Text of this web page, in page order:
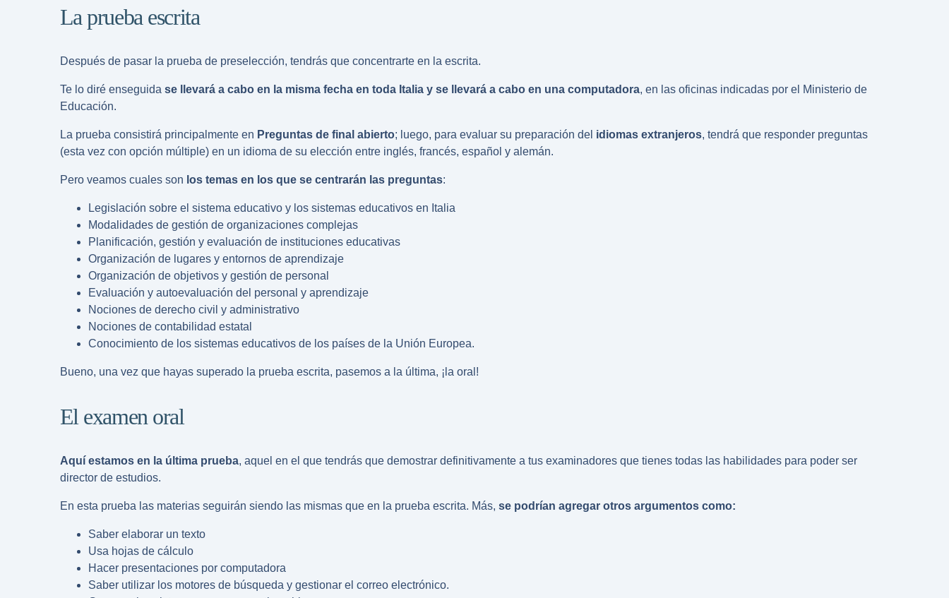
La prueba escrita
Después de pasar la prueba de preselección, tendrás que concentrarte en la escrita.
Te lo diré enseguida se llevará a cabo en la misma fecha en toda Italia y se llevará a cabo en una computadora, en las oficinas indicadas por el Ministerio de
Educación.
La prueba consistirá principalmente en Preguntas de final abierto; luego, para evaluar su preparación del idiomas extranjeros, tendrá que responder preguntas
(esta vez con opción múltiple) en un idioma de su elección entre inglés, francés, español y alemán.
Pero veamos cuales son los temas en los que se centrarán las preguntas:
Legislación sobre el sistema educativo y los sistemas educativos en Italia
Modalidades de gestión de organizaciones complejas
Planificación, gestión y evaluación de instituciones educativas
Organización de lugares y entornos de aprendizaje
Organización de objetivos y gestión de personal
Evaluación y autoevaluación del personal y aprendizaje
Nociones de derecho civil y administrativo
Nociones de contabilidad estatal
Conocimiento de los sistemas educativos de los países de la Unión Europea.
Bueno, una vez que hayas superado la prueba escrita, pasemos a la última, ¡la oral!
El examen oral
Aquí estamos en la última prueba, aquel en el que tendrás que demostrar definitivamente a tus examinadores que tienes todas las habilidades para poder ser
director de estudios.
En esta prueba las materias seguirán siendo las mismas que en la prueba escrita. Más, se podrían agregar otros argumentos como:
Saber elaborar un texto
Usa hojas de cálculo
Hacer presentaciones por computadora
Saber utilizar los motores de búsqueda y gestionar el correo electrónico.